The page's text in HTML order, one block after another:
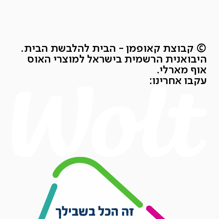
© קבוצת קאופמן - הבית להלבשת הבית.
היבואנית הרשמית בישראל למוצרי האוס
אוף מארלי.
עקבו אחרינו: